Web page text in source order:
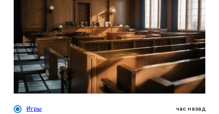
Игры час назад